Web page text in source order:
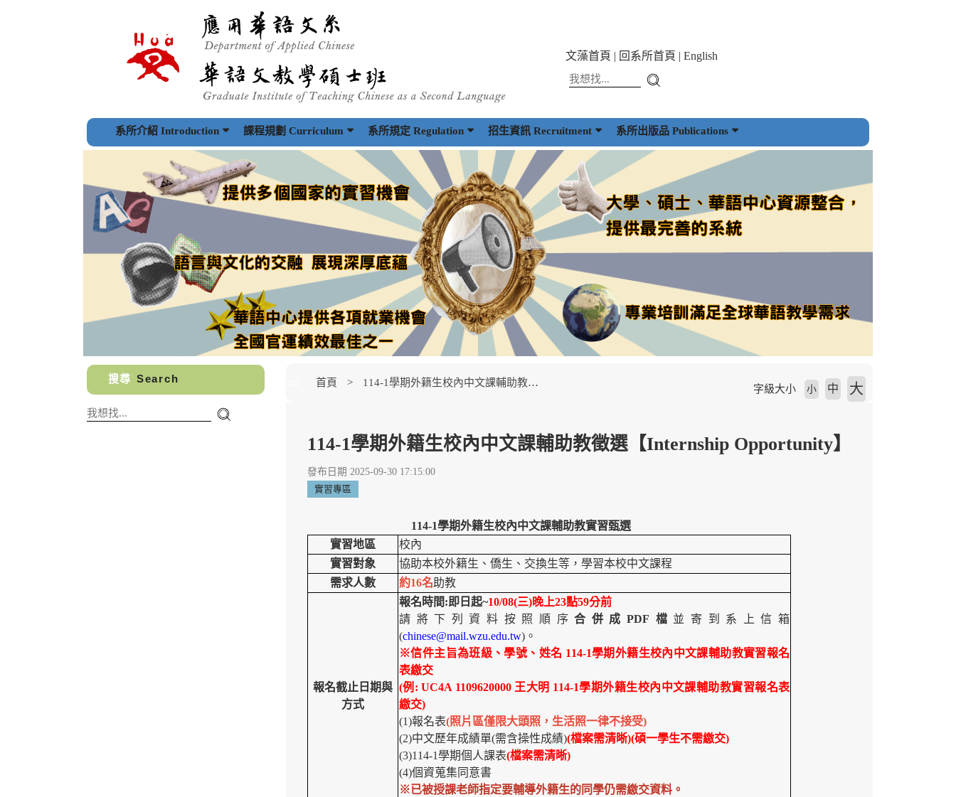
文藻首頁 回系所首頁 English
系所介紹 Introduction 課程規劃 Curriculum 系所規定 Regulation 招生資訊 Recruitment 系所出版品 Publications
搜尋 Search 首頁 114-1學期外籍生校內中文課輔助教徵選【Internship Opportunity】
字級大小 小 中 大
114-1學期外籍生校內中文課輔助教徵選【Internship Opportunity】
發布日期 2025-09-30 17:15:00
實習專區
114-1學期外籍生校內中文課輔助教實習甄選
實習地區
校內
實習對象
協助本校外籍生、僑生、交換生等，學習本校中文課程
需求人數
約16名助教
報名截止日期與
方式
報名時間:即日起~10/08(三)晚上23點59分前
請將下列資料按照順序合併成PDF檔 並寄到系上信箱
(chinese@mail.wzu.edu.tw) 。
※信件主旨為班級、學號、姓名 114-1學期外籍生校內中文課輔助教實習報名
表繳交
(例: UC4A 1109620000 王大明 114-1學期外籍生校內中文課輔助教實習報名表
繳交)
(1)報名表(照片區僅限大頭照，生活照一律不接受)
(2)中文歷年成績單(需含操性成績)(檔案需清晰)(碩一學生不需繳交)
(3)114-1學期個人課表(檔案需清晰)
(4)個資蒐集同意書
※已被授課老師指定要輔導外籍生的同學仍需繳交資料。